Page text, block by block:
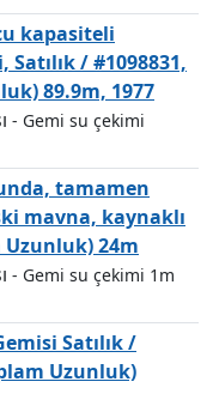
kapasiteli
/ #1098831,
89.9m, 1977
- Gemi su çekimi
tamamen
mavna, kaynaklı
Uzunluk) 24m
- Gemi su çekimi 1m
Satılık /
Uzunluk)